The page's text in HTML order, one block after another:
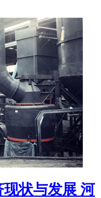
状与发展 河